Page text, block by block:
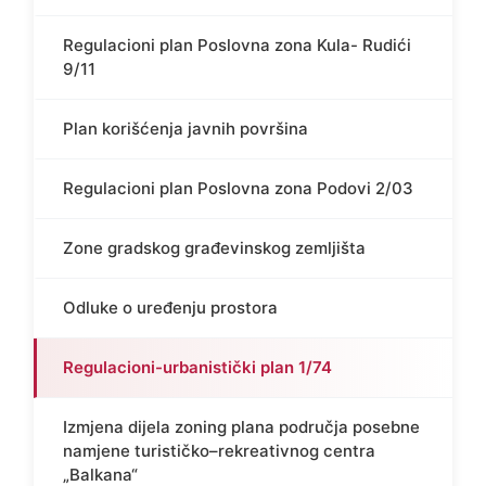
Regulacioni plan Poslovna zona Kula- Rudići
9/11
Plan korišćenja javnih površina
Regulacioni plan Poslovna zona Podovi 2/03
Zone gradskog građevinskog zemljišta
Odluke o uređenju prostora
Regulacioni-urbanistički plan 1/74
Izmjena dijela zoning plana područja posebne
namjene turističko–rekreativnog centra
„Balkana“